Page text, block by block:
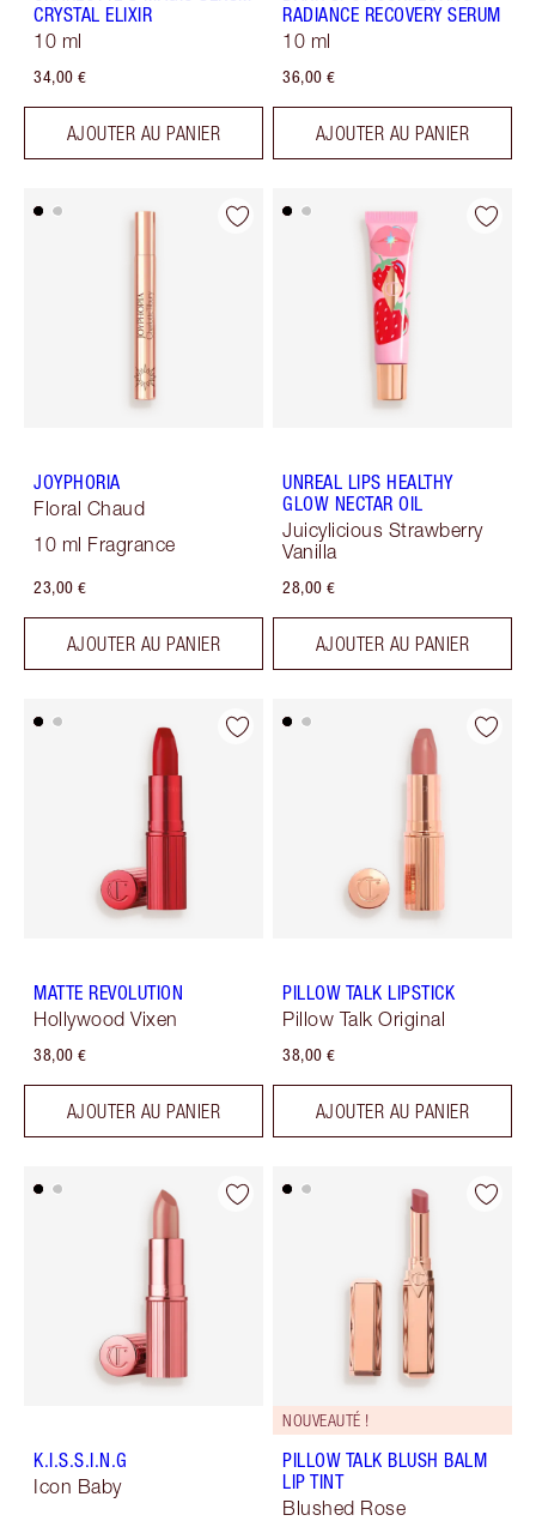
CRYSTAL ELIXIR
10 ml
34,00 €
AJOUTER AU PANIER
RADIANCE RECOVERY SERUM
10 ml
36,00 €
AJOUTER AU PANIER
JOYPHORIA
Floral Chaud
10 ml Fragrance
23,00 €
AJOUTER AU PANIER
UNREAL LIPS HEALTHY
GLOW NECTAR OIL
Juicylicious Strawberry
Vanilla
28,00 €
AJOUTER AU PANIER
MATTE REVOLUTION
Hollywood Vixen
38,00 €
AJOUTER AU PANIER
PILLOW TALK LIPSTICK
Pillow Talk Original
38,00 €
AJOUTER AU PANIER
K.I.S.S.I.N.G
Icon Baby
NOUVEAUTÉ !
PILLOW TALK BLUSH BALM
LIP TINT
Blushed Rose